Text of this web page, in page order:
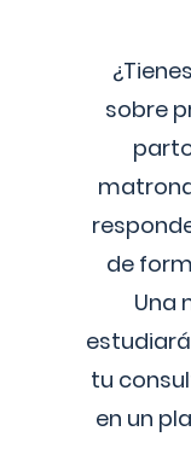
sobre
de
Una
tu
en un